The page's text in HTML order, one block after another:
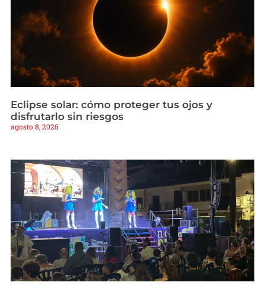
Eclipse solar: cómo proteger tus ojos y
disfrutarlo sin riesgos
agosto 8, 2026